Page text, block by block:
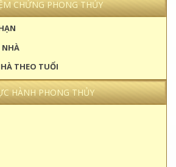
CHỨNG PHONG THỦY
NHÀ
THEO TUỔI
HÀNH PHONG THỦY